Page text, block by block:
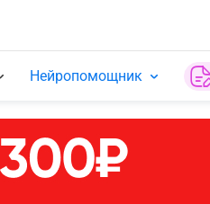
Нейропомощник